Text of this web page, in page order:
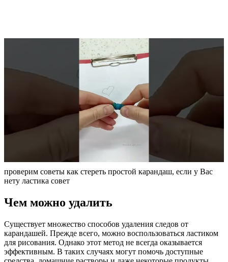
проверим советы как стереть простой карандаш, если у Вас
нету ластика совет
Чем можно удалить
Существует множество способов удаления следов от
карандашей. Прежде всего, можно воспользоваться ластиком
для рисования. Однако этот метод не всегда оказывается
эффективным. В таких случаях могут помочь доступные